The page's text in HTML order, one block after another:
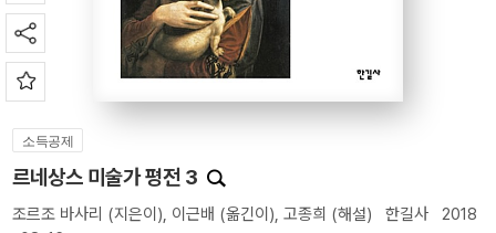
소득공제
르네상스 미술가 평전 3
조르조 바사리 (지은이), 이근배 (옮긴이), 고종희 (해설) 한길사 2018